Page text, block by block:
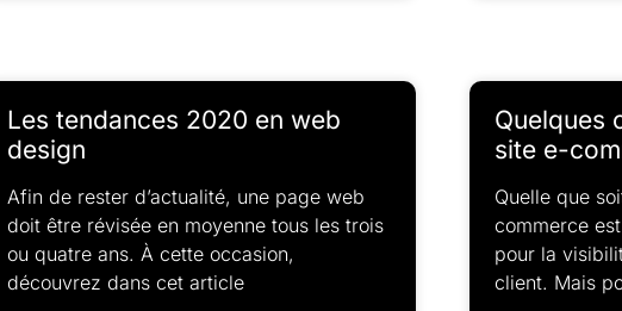
Les tendances 2020 en web
design
Afin de rester d’actualité, une page web
doit être révisée en moyenne tous les trois
ou quatre ans. À cette occasion,
découvrez dans cet article
Quelques
site e-
Quelle que
commerce
pour la
client. Mais